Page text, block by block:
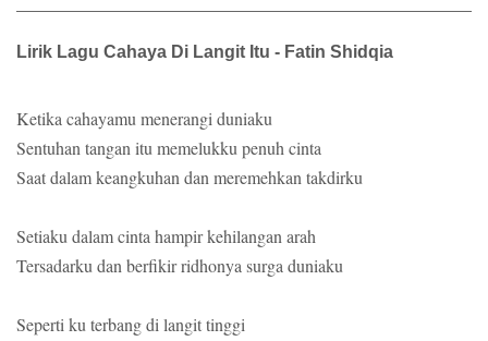
Lirik Lagu Cahaya Di Langit Itu - Fatin Shidqia
Ketika cahayamu menerangi duniaku
Sentuhan tangan itu memelukku penuh cinta
Saat dalam keangkuhan dan meremehkan takdirku
Setiaku dalam cinta hampir kehilangan arah
Tersadarku dan berfikir ridhonya surga duniaku
Seperti ku terbang di langit tinggi